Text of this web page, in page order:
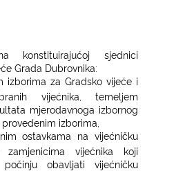
konstituirajućoj sjednici
Grada Dubrovnika:
izborima za Gradsko vijeće i
vijećnika, temeljem
mjerodavnoga izbornog
izborima,
ostavkama na vijećničku
vijećnika koji
obavljati vijećničku